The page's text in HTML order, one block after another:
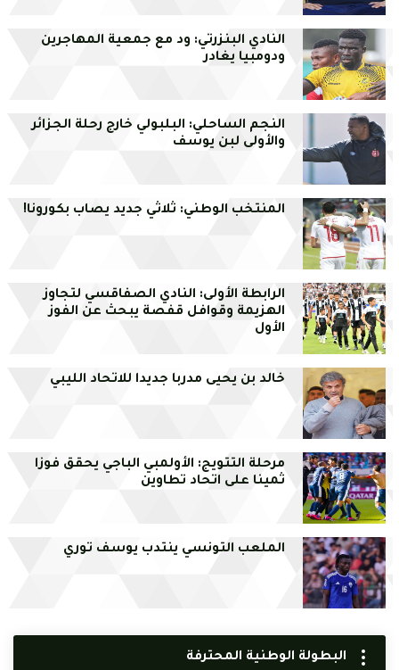
النادي البنزرتي: ود مع جمعية المهاجرين
ودومبيا يغادر
النجم الساحلي: البلبولي خارج رحلة الجزائر
والأولى لبن يوسف
المنتخب الوطني: ثلاثي جديد يصاب بكورونا!
الرابطة الأولى: النادي الصفاقسي لتجاوز
الهزيمة وقوافل قفصة يبحث عن الفوز
الأول
خالد بن يحيى مدربا جديدا للاتحاد الليبي
مرحلة التتويج: الأولمبي الباجي يحقق فوزا
ثمينا على اتحاد تطاوين
الملعب التونسي ينتدب يوسف توري
البطولة الوطنية المحترفة